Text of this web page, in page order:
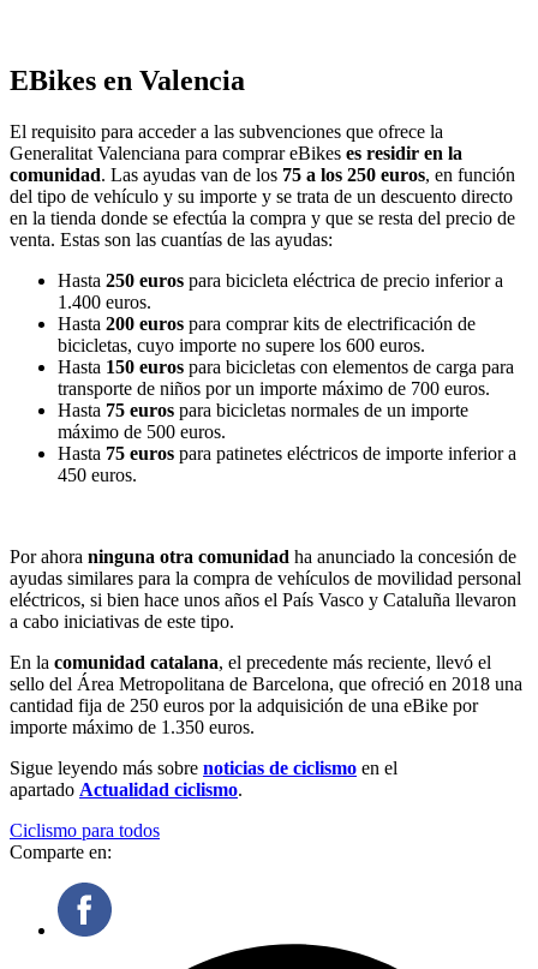
EBikes en Valencia
El requisito para acceder a las subvenciones que ofrece la
Generalitat Valenciana para comprar eBikes es residir en la
comunidad. Las ayudas van de los 75 a los 250 euros, en función
del tipo de vehículo y su importe y se trata de un descuento directo
en la tienda donde se efectúa la compra y que se resta del precio de
venta. Estas son las cuantías de las ayudas:
Hasta 250 euros para bicicleta eléctrica de precio inferior a
1.400 euros.
Hasta 200 euros para comprar kits de electrificación de
bicicletas, cuyo importe no supere los 600 euros.
Hasta 150 euros para bicicletas con elementos de carga para
transporte de niños por un importe máximo de 700 euros.
Hasta 75 euros para bicicletas normales de un importe
máximo de 500 euros.
Hasta 75 euros para patinetes eléctricos de importe inferior a
450 euros.
Por ahora ninguna otra comunidad ha anunciado la concesión de
ayudas similares para la compra de vehículos de movilidad personal
eléctricos, si bien hace unos años el País Vasco y Cataluña llevaron
a cabo iniciativas de este tipo.
En la comunidad catalana, el precedente más reciente, llevó el
sello del Área Metropolitana de Barcelona, que ofreció en 2018 una
cantidad fija de 250 euros por la adquisición de una eBike por
importe máximo de 1.350 euros.
Sigue leyendo más sobre noticias de ciclismo en el
apartado Actualidad ciclismo.
Ciclismo para todos
Comparte en: